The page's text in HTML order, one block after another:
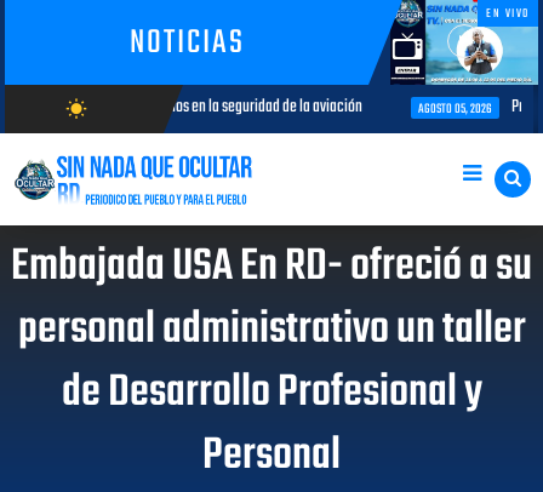
NOTICIAS
EN VIVO
wb_sunny
AGOSTO/6/2026
internos en la seguridad de la aviación AGOSTO 05, 2026 Procuradora General
Embajada USA En RD- ofreció a su
personal administrativo un taller
de Desarrollo Profesional y
Personal